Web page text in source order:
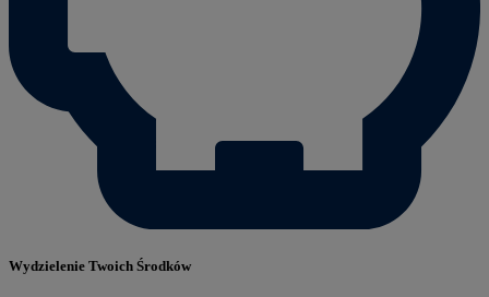
Wydzielenie Twoich Środków